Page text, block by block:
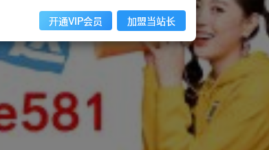
开通VIP会员 加盟当站长